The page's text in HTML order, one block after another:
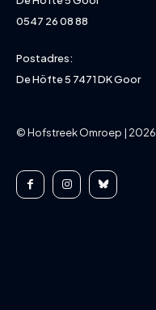
0547 26 08 88
Postadres:
De Höfte 5 7471 DK Goor
© Hofstreek Omroep | 2026